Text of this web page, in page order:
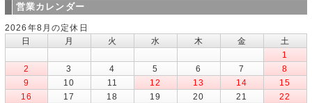
営業カレンダー
2026年8月の定休日
日
月 火 水 木 金
土
1
2
3 4 5 6 7
8
9
10 11 12 13 14
15
16
17 18 19 20 21
22